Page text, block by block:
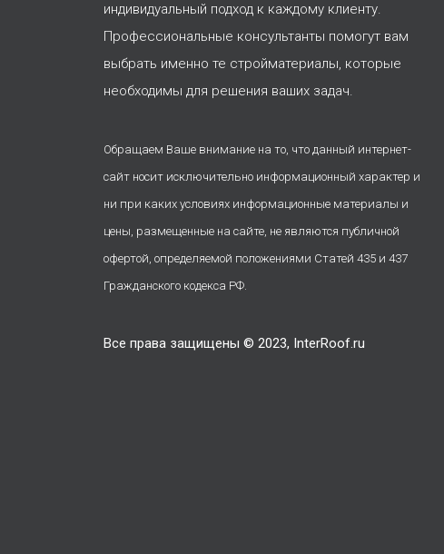
индивидуальный подход к каждому клиенту.
Профессиональные консультанты помогут вам
выбрать именно те стройматериалы, которые
необходимы для решения ваших задач.
Обращаем Ваше внимание на то, что данный интернет-
сайт носит исключительно информационный характер и
ни при каких условиях информационные материалы и
цены, размещенные на сайте, не являются публичной
офертой, определяемой положениями Статей 435 и 437
Гражданского кодекса РФ.
Все права защищены © 2023, InterRoof.ru